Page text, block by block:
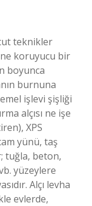
teknikler
koruyucu bir
boyunca
burnuna
işlevi şişliği
alçısı ne işe
XPS
yünü, taş
tuğla, beton,
yüzeylere
Alçı levha
evlerde,